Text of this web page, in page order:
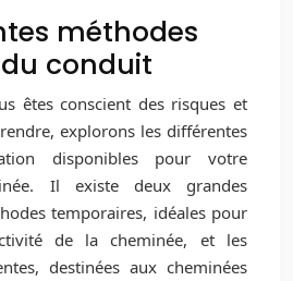
méthodes
conduit
êtes conscient des risques et
explorons les différentes
disponibles pour votre
Il existe deux grandes
temporaires, idéales pour
de la cheminée, et les
destinées aux cheminées